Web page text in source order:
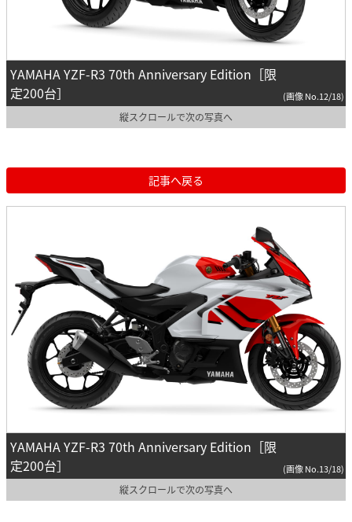
YAMAHA YZF-R3 70th Anniversary Edition［限
定200台］
(画像 No.12/18)
縦スクロールで次の写真へ
記事へ戻る
YAMAHA YZF-R3 70th Anniversary Edition［限
定200台］
(画像 No.13/18)
縦スクロールで次の写真へ